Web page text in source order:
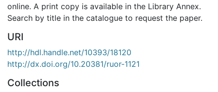
online. A print copy is available in the Library Annex.
Search by title in the catalogue to request the paper.
URI
http://hdl.handle.net/10393/18120
http://dx.doi.org/10.20381/ruor-1121
Collections